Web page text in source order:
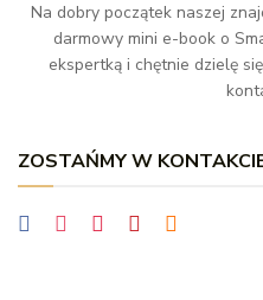
Na dobry początek naszej
darmowy mini e-book o
ekspertką i chętnie dzielę
ZOSTAŃMY W